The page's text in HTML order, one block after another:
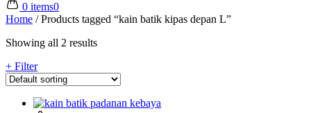
0 items0
Home /Products tagged “kain batik kipas depan L”
Showing all 2 results
+ Filter